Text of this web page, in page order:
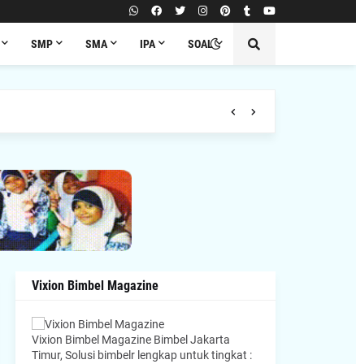
SMP SMA IPA SOAL
Vixion Bimbel Magazine
Vixion Bimbel Magazine Bimbel Jakarta
Timur, Solusi bimbelr lengkap untuk tingkat :